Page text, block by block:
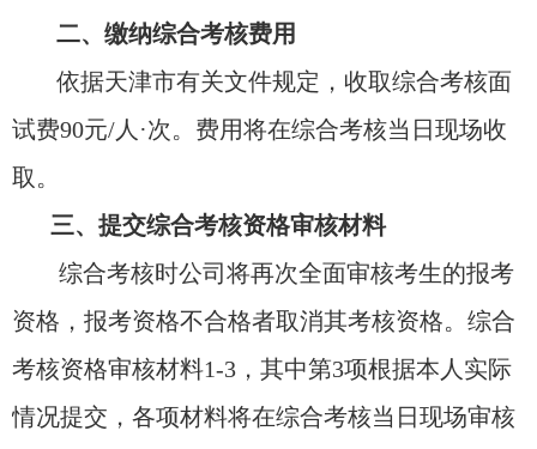
二、缴纳综合考核费用
依据天津市有关文件规定，收取综合考核面
试费90元/人 ·次。费用将在综合考核当日现场收
取。
三、提交综合考核资格审核材料
综合考核时公司将再次全面审核考生的报考
资格，报考资格不合格者取消其考核资格。综合
考核资格审核材料1-3 ，其中第3项根据本人实际
情况提交，各项材料将在综合考核当日现场审核